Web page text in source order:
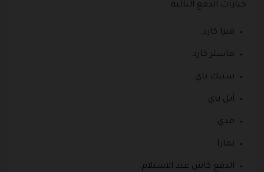
خيارات الدفع التالية:
فيزا كارد.
ماستر كارد.
ستيك باي.
آبل باي.
مدي.
تمارا.
الدفع كاش عند الاستلام.